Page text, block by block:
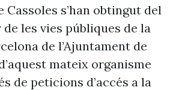
Cassoles s’han obtingut del
les vies públiques de la
de l’Ajuntament de
mateix organisme
de peticions d’accés a la